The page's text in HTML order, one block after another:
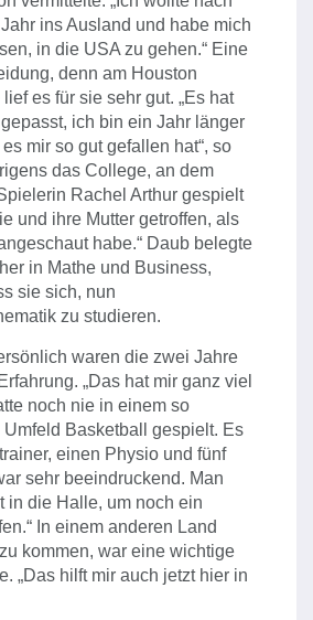
ins Ausland und habe mich
in die USA zu gehen.“ Eine
denn am Houston
es für sie sehr gut. „Es hat
ich bin ein Jahr länger
mir so gut gefallen hat“, so
das College, an dem
Rachel Arthur gespielt
und ihre Mutter getroffen, als
habe.“ Daub belegte
in Mathe und Business,
sie sich, nun
zu studieren.
waren die zwei Jahre
„Das hat mir ganz viel
noch nie in einem so
Basketball gespielt. Es
einen Physio und fünf
sehr beeindruckend. Man
in die Halle, um noch ein
In einem anderen Land
kommen, war eine wichtige
„Das hilft mir auch jetzt hier in